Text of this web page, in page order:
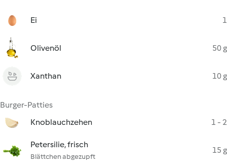
Ei 1
Olivenöl 50 g
Xanthan 10 g
Burger-Patties
Knoblauchzehen
1 - 2
Petersilie, frisch
Blättchen abgezupft
15 g